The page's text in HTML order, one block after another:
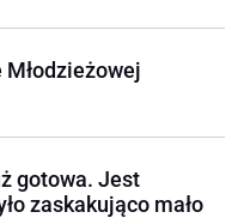
gotowa. Jest
zaskakująco mało